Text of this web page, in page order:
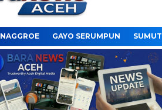
NAGGROE GAYO SERUMPUN SUMUT